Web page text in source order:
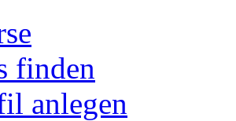
finden
anlegen